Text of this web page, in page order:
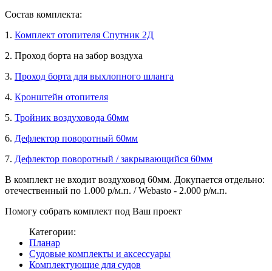
Состав комплекта:
1. Комплект отопителя Спутник 2Д
2. Проход борта на забор воздуха
3. Проход борта для выхлопного шланга
4. Кронштейн отопителя
5. Тройник воздуховода 60мм
6. Дефлектор поворотный 60мм
7. Дефлектор поворотный / закрывающийся 60мм
В комплект не входит воздуховод 60мм. Докупается отдельно:
отечественный по 1.000 р/м.п. / Webasto - 2.000 р/м.п.
Помогу собрать комплект под Ваш проект
Категории:
Планар
Судовые комплекты и аксессуары
Комплектующие для судов